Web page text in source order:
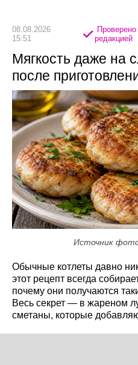
08.08.2026
15:51
Проверено
редакцией
Мягкость даже на
после
Источник
Обычные котлеты давно
этот рецепт всегда
почему они получаются
Весь секрет — в жареном
сметаны, которые